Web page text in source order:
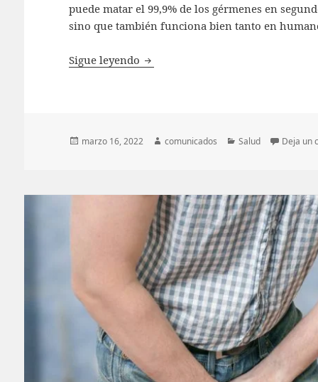
puede matar el 99,9% de los gérmenes en
sino que también funciona bien tanto en
Sigue leyendo ¿Qué es la cerámica
Publicado
marzo 16, 2022 Autor
comunicados Categorías
Salud Deja un